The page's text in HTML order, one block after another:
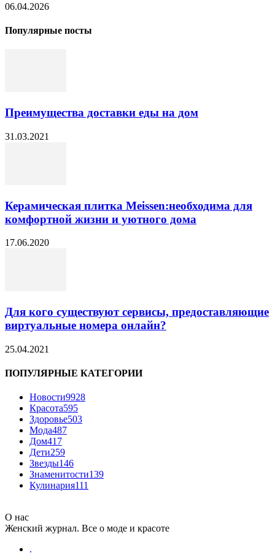
06.04.2026
Популярные посты
Преимущества доставки еды на дом
31.03.2021
Керамическая плитка Meissen:необходима для
комфортной жизни и уютного дома
17.06.2020
Для кого существуют сервисы, предоставляющие
виртуальные номера онлайн?
25.04.2021
ПОПУЛЯРНЫЕ КАТЕГОРИИ
Новости9928
Красота595
Здоровье503
Мода487
Дом417
Дети259
Звезды146
Знаменитости139
Кулинария111
О нас
Женский журнал. Все о моде и красоте
.